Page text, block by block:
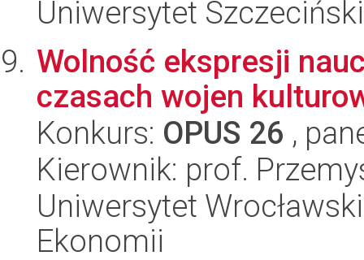
Uniwersytet
Wolność ekspresji
czasach wojen
Konkurs: OPUS 26 ,
Kierownik: prof.
Uniwersytet
Ekonomii